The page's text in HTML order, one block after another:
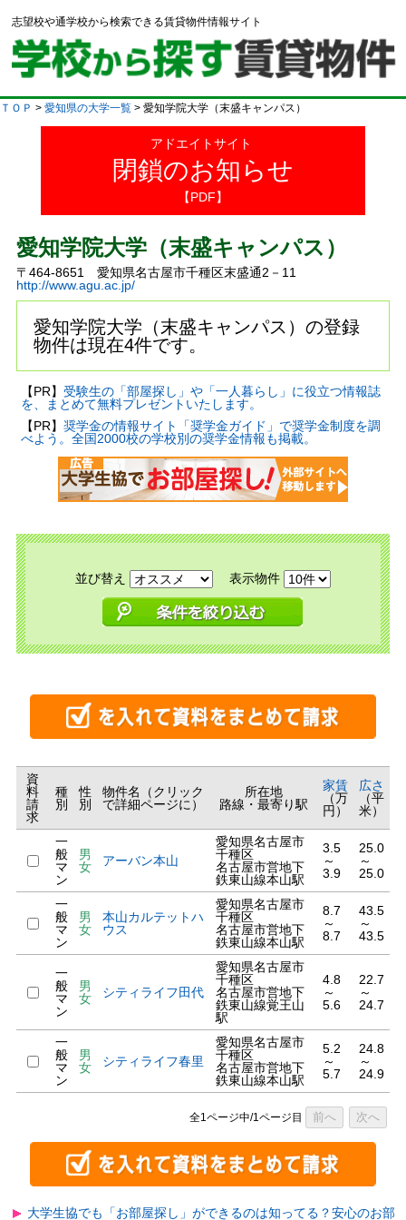
志望校や通学校から検索できる賃貸物件情報サイト
ＴＯＰ > 愛知県の大学一覧 > 愛知学院大学（末盛キャンパス）
アドエイトサイト
閉鎖のお知らせ
【PDF】
愛知学院大学（末盛キャンパス）
〒464-8651 愛知県名古屋市千種区末盛通2－11
http://www.agu.ac.jp/
愛知学院大学（末盛キャンパス）の登録
物件は現在4件です。
【PR】 受験生の「部屋探し」や「一人暮らし」に役立つ情報誌
を、まとめて無料プレゼントいたします。
【PR】 奨学金の情報サイト「奨学金ガイド」で奨学金制度を調
べよう。全国2000校の学校別の奨学金情報も掲載。
並び替え 表示物件
資
料
請
求
種
別
性
別
物件名（クリック
で詳細ページに）
所在地
路線・最寄り駅
家賃
（万
円）
広さ
（平
米）
一
般
マ
ン
男
女
アーバン本山
愛知県名古屋市
千種区
名古屋市営地下
鉄東山線本山駅
3.5
～
3.9
25.0
～
25.0
一
般
マ
ン
男
女
本山カルテットハ
ウス
愛知県名古屋市
千種区
名古屋市営地下
鉄東山線本山駅
8.7
～
8.7
43.5
～
43.5
一
般
マ
ン
男
女
シティライフ田代
愛知県名古屋市
千種区
名古屋市営地下
鉄東山線覚王山
駅
4.8
～
5.6
22.7
～
24.7
一
般
マ
ン
男
女
シティライフ春里
愛知県名古屋市
千種区
名古屋市営地下
鉄東山線本山駅
5.2
～
5.7
24.8
～
24.9
全1ページ中/1ページ目 前へ 次へ
大学生協でも「お部屋探し」ができるのは知ってる？安心のお部